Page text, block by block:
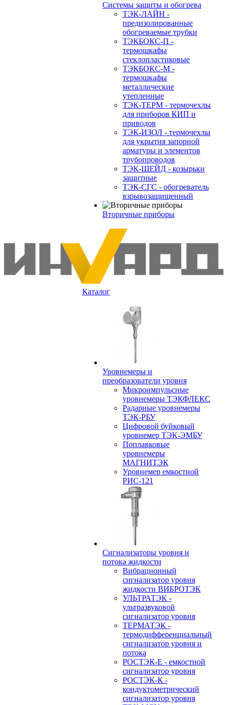
Системы защиты и обогрева
ТЭК-ЛАЙН -
предизолированные
обогреваемые трубки
ТЭКБОКС-П -
термошкафы
стеклопластиковые
ТЭКБОКС-М -
термошкафы
металлические
утепленные
ТЭК-ТЕРМ - термочехлы
для приборов КИП и
приводов
ТЭК-ИЗОЛ - термочехлы
для укрытия запорной
арматуры и элементов
трубопроводов
ТЭК-ШЕЙД - козырьки
защитные
ТЭК-СГС - обогреватель
взрывозащищенный
Вторичные приборы
Каталог
Уровнемеры и
преобразователи уровня
Микроимпульсные
уровнемеры ТЭКФЛЕКС
Радарные уровнемеры
ТЭК-РБУ
Цифровой буйковый
уровнемер ТЭК-ЭМБУ
Поплавковые
уровнемеры
МАГНИТЭК
Уровнемер емкостной
РИС-121
Сигнализаторы уровня и
потока жидкости
Вибрационный
сигнализатор уровня
жидкости ВИБРОТЭК
УЛЬТРАТЭК -
ультразвуковой
сигнализатор уровня
ТЕРМАТЭК -
термодифференциальный
сигнализатор уровня и
потока
РОСТЭК-Е - емкостной
сигнализатор уровня
РОСТЭК-К -
кондуктометрический
сигнализатор уровня